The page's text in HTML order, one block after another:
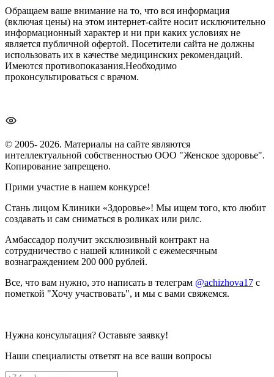
Обращаем ваше внимание на то, что вся информация
(включая цены) на этом интернет-сайте носит исключительно
информационный характер и ни при каких условиях не
является публичной офертой. Посетители сайта не должны
использовать их в качестве медицинских рекомендаций.
Имеются противопоказания.Необходимо
проконсультироваться с врачом.
© 2005- 2026. Материалы на сайте являются
интеллектуальной собственностью ООО "Женское здоровье".
Копирование запрещено.
Прими участие в нашем конкурсе!
Стань лицом Клиники «Здоровье»! Мы ищем того, кто любит
создавать и сам сниматься в роликах или рилс.
Амбассадор получит эксклюзивный контракт на
сотрудничество с нашей клиникой с ежемесячным
вознаграждением 200 000 рублей.
Все, что вам нужно, это написать в телеграм @achizhova17 с
пометкой "Хочу участвовать", и мы с вами свяжемся.
Нужна консультация? Оставьте заявку!
Наши специалисты ответят на все ваши вопросы